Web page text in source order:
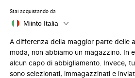
Stai acquistando da
Miinto Italia
A differenza della maggior parte delle
moda, non abbiamo un magazzino. In
alcun capo di abbigliamento. Invece,
sono selezionati, immagazzinati e